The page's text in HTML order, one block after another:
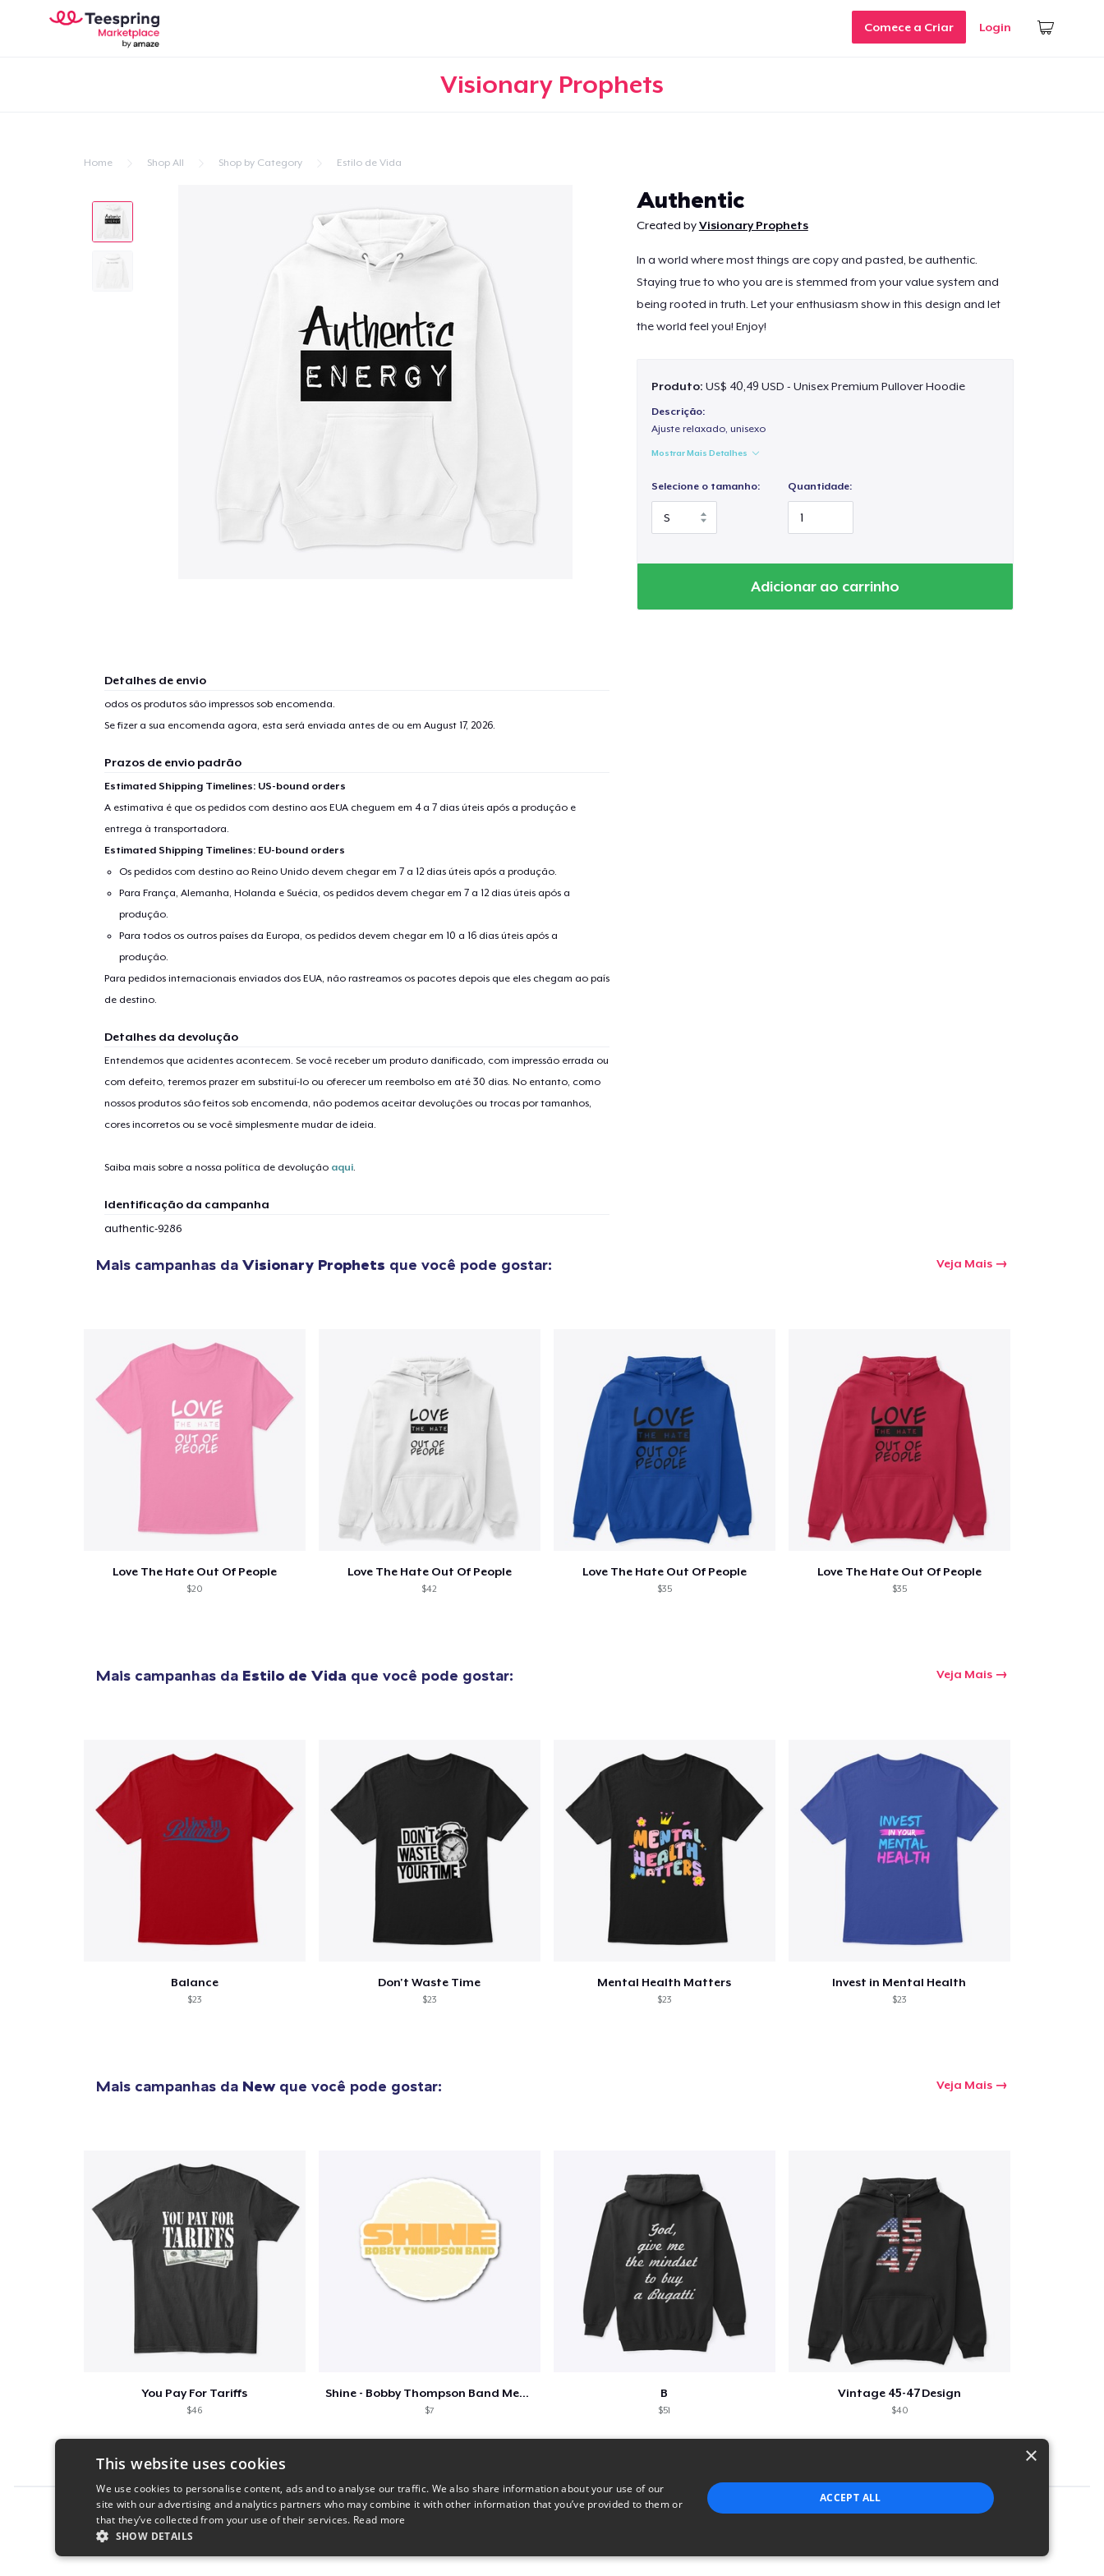
Comece a Criar Login
Visionary Prophets
Home Shop All Shop by Category Estilo de Vida
Authentic
Created byVisionary Prophets
In a world where most things are copy and pasted, be authentic.
Staying true to who you are is stemmed from your value system and
being rooted in truth. Let your enthusiasm show in this design and let
the world feel you! Enjoy!
Produto: US$ 40,49 USD - Unisex Premium Pullover Hoodie
Descrição:
Ajuste relaxado, unisexo
Mostrar Mais Detalhes
Selecione o tamanho: Quantidade:
Adicionar ao carrinho
Detalhes de envio
odos os produtos são impressos sob encomenda.
Se fizer a sua encomenda agora, esta será enviada antes de ou em August 17, 2026.
Prazos de envio padrão
Estimated Shipping Timelines: US-bound orders
A estimativa é que os pedidos com destino aos EUA cheguem em 4 a 7 dias úteis após a produção e
entrega à transportadora.
Estimated Shipping Timelines: EU-bound orders
Os pedidos com destino ao Reino Unido devem chegar em 7 a 12 dias úteis após a produção.
Para França, Alemanha, Holanda e Suécia, os pedidos devem chegar em 7 a 12 dias úteis após a
produção.
Para todos os outros países da Europa, os pedidos devem chegar em 10 a 16 dias úteis após a
produção.
Para pedidos internacionais enviados dos EUA, não rastreamos os pacotes depois que eles chegam ao país
de destino.
Detalhes da devolução
Entendemos que acidentes acontecem. Se você receber um produto danificado, com impressão errada ou
com defeito, teremos prazer em substituí-lo ou oferecer um reembolso em até 30 dias. No entanto, como
nossos produtos são feitos sob encomenda, não podemos aceitar devoluções ou trocas por tamanhos,
cores incorretos ou se você simplesmente mudar de ideia.
Saiba mais sobre a nossa política de devolução aqui.
Identificação da campanha
authentic-9286
Mais campanhas da Visionary Prophets que você pode gostar: Veja Mais
Love The Hate Out Of People
$20
Love The Hate Out Of People
$42
Love The Hate Out Of People
$35
Love The Hate Out Of People
$35
Mais campanhas da Estilo de Vida que você pode gostar: Veja Mais
Balance
$23
Don't Waste Time
$23
Mental Health Matters
$23
Invest in Mental Health
$23
Mais campanhas da Newque você pode gostar: Veja Mais
You Pay For Tariffs
$46
Shine - Bobby Thompson Band Merch
$7
B
$51
Vintage 45-47 Design
$40
Report this product
artigo adicionado ao
Seguir para a Finalização da
Compra
Continuar Comprando
×
This website uses cookies
We use cookies to personalise content, ads and to analyse our traffic. We also share information about your use of our
site with our advertising and analytics partners who may combine it with other information that you’ve provided to them or
that they’ve collected from your use of their services. Read more
SHOW DETAILS
ACCEPT ALL